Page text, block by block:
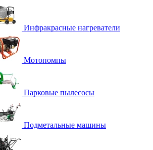
Инфракрасные нагреватели
Мотопомпы
Парковые пылесосы
Подметальные машины